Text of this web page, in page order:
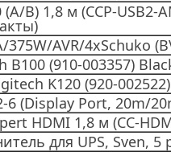
B) 1,8 м (CCP-USB2-
375W/AVR/4xSchuko
(910-003357)
K120 (920-
6 (Display Port, 20m/
HDMI 1,8 м (CC-
для UPS, Sven, 5